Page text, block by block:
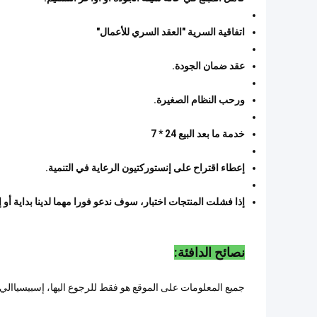
اتفاقية السرية "العقد السري للأعمال"
عقد ضمان الجودة.
ورحب النظام الصغيرة.
خدمة ما بعد البيع 24 * 7
إعطاء اقتراح على إنستوركتيون الرعاية في التنمية.
إذا فشلت المنتجات اختبار، سوف ندعو فورا مهما لدينا بداية أو
نصائح الدافئة:
جميع المعلومات على الموقع هو فقط للرجوع اليها،